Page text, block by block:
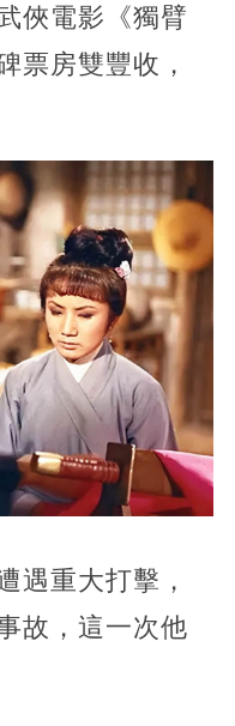
俠電影《獨臂
票房雙豐收，
遇重大打擊，
故，這一次他